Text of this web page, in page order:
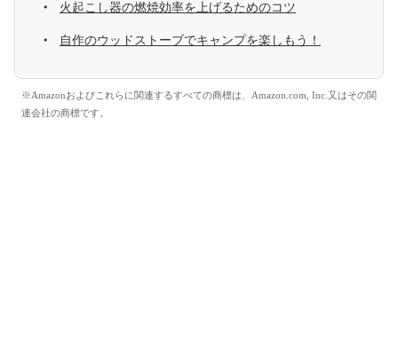
火起こし器の燃焼効率を上げるためのコツ
自作のウッドストーブでキャンプを楽しもう！
※Amazonおよびこれらに関連するすべての商標は、Amazon.com, Inc.又はその関
連会社の商標です。